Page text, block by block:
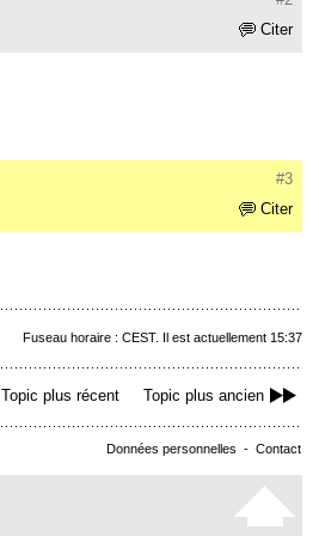
Citer
#3
Citer
Fuseau horaire : CEST. Il est actuellement 15:37
Topic plus récent Topic plus ancien
Données personnelles - Contact